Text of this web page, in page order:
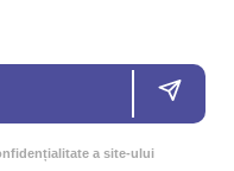
a site-ului